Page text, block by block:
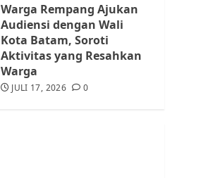
Warga Rempang Ajukan
Audiensi dengan Wali
Kota Batam, Soroti
Aktivitas yang Resahkan
Warga
JULI 17, 2026 0